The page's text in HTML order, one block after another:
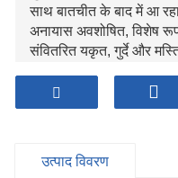
साथ बातचीत के बाद में आ
अनायास अवशोषित, विशेष
संवितरित यकृत, गुर्दे और
डीलकिलेशन और
आधा जीवन 3-11 दिन है,
रहना में प्रतिभा एक के
उत्पाद विवरण